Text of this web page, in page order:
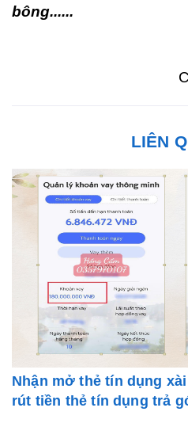
bông......
LIÊN
Nhận mở thẻ tín dụng
rút tiền thẻ tín dụng trả